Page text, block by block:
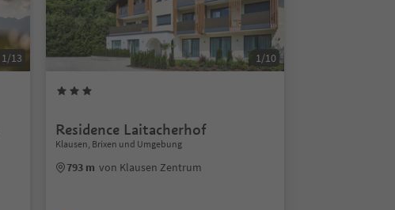
1/13 1/10
Residence Laitacherhof
Klausen, Brixen und Umgebung
793 m von Klausen Zentrum